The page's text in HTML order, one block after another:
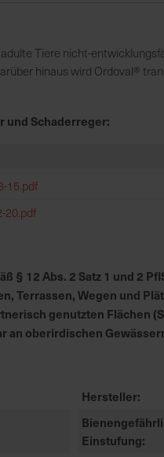
Tiere nicht-
hinaus wird Ordoval®
und Schaderreger:
15.pdf
20.pdf
§ 12 Abs. 2 Satz 1 und 2
Terrassen, Wegen und
genutzten Flächen
an oberirdischen
Hersteller
Einstufung